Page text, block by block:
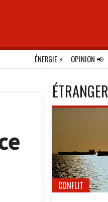
ÉNERGIE⚡ OPINION📢
ÉTRANGER
CONFLIT